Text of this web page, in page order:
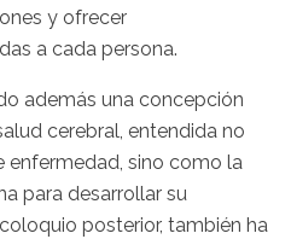
y ofrecer
a cada persona.
además una concepción
cerebral, entendida no
enfermedad, sino como la
para desarrollar su
posterior, también ha